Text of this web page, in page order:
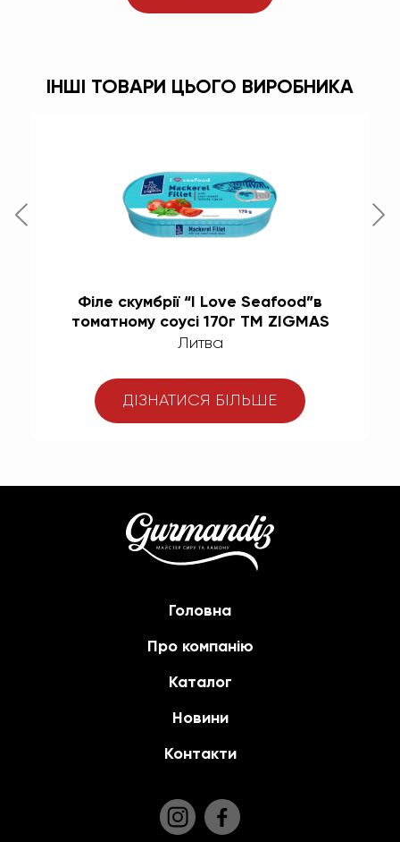
ІНШІ ТОВАРИ ЦЬОГО ВИРОБНИКА
Філе скумбрії “I Love Seafood”в
томатному соусі 170г ТМ ZIGMAS
Литва
ДІЗНАТИСЯ БІЛЬШЕ
Головна
Про компанію
Каталог
Новини
Контакти